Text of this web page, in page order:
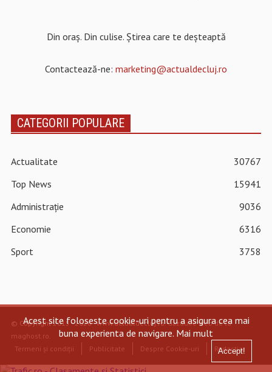
Din oraș. Din culise. Știrea care te deșteaptă
Contactează-ne: marketing@actualdecluj.ro
CATEGORII POPULARE
Actualitate
30767
Top News
15941
Administrație
9036
Economie
6316
Sport
3758
© Copyright 2015 - 2026 - www.actualdecluj.ro.Găzduire web de la
maghost.ro
Termeni și condiții
Publicitate Despre Cookie-uri Redacția
Acest site foloseste cookie-uri pentru a asigura cea mai
buna experienta de navigare. Mai mult
Accept!